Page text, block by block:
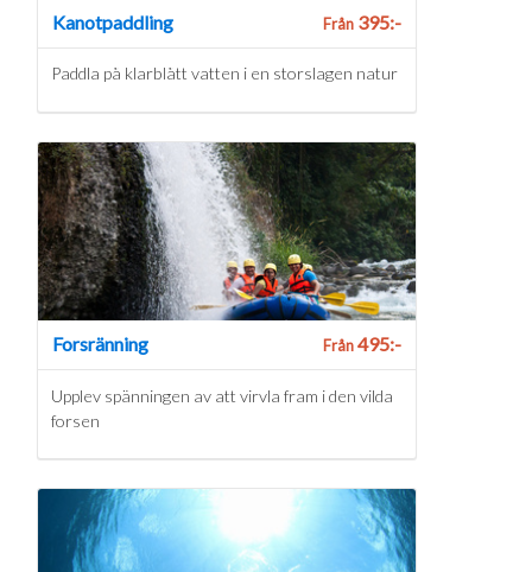
Kanotpaddling Från395:-
Paddla på klarblått vatten i en storslagen natur
Forsränning Från495:-
Upplev spänningen av att virvla fram i den vilda
forsen